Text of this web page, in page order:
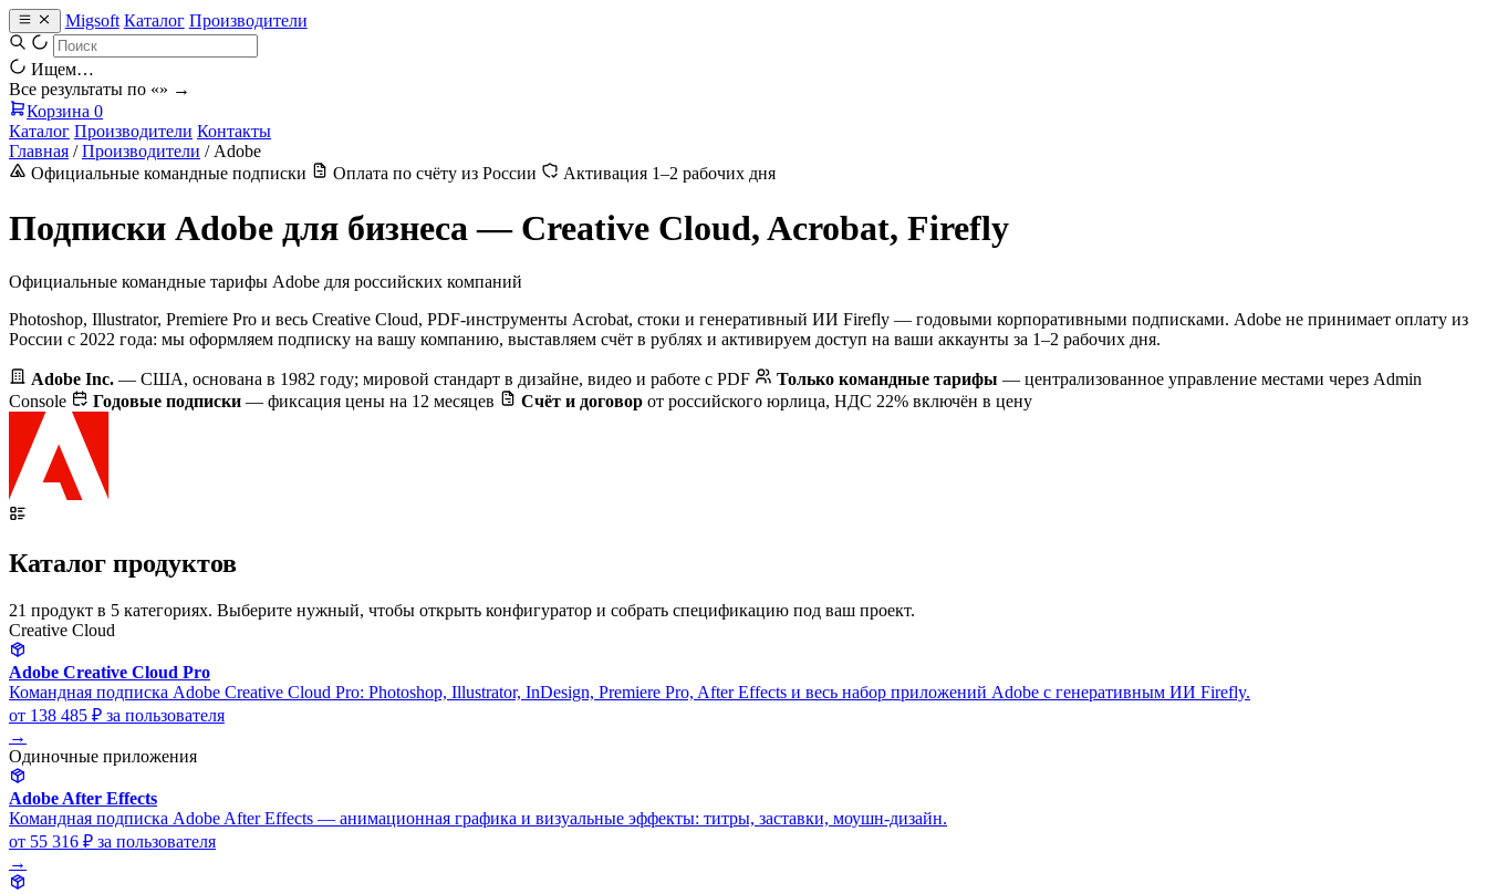
Migsoft Каталог Производители
Ищем…
Все результаты по «» →
Корзина 0
Каталог Производители Контакты
Главная / Производители / Adobe
Официальные командные подписки
Оплата по счёту из России Активация 1–2 рабочих дня
Подписки Adobe для бизнеса — Creative Cloud, Acrobat, Firefly
Официальные командные тарифы Adobe для российских компаний
Photoshop, Illustrator, Premiere Pro и весь Creative Cloud, PDF-инструменты Acrobat, стоки и генеративный ИИ Firefly — годовыми корпоративными подписками. Adobe не принимает оплату из
России с 2022 года: мы оформляем подписку на вашу компанию, выставляем счёт в рублях и активируем доступ на ваши аккаунты за 1–2 рабочих дня.
Adobe Inc. — США, основана в 1982 году; мировой стандарт в дизайне, видео и работе с PDF Только командные тарифы — централизованное управление местами через Admin
Console
Годовые подписки — фиксация цены на 12 месяцев Счёт и договор от российского юрлица, НДС 22% включён в цену
Каталог продуктов
21 продукт в 5 категориях. Выберите нужный, чтобы открыть конфигуратор и собрать спецификацию под ваш проект.
Creative Cloud
Adobe Creative Cloud Pro
Командная подписка Adobe Creative Cloud Pro: Photoshop, Illustrator, InDesign, Premiere Pro, After Effects и весь набор приложений Adobe с генеративным ИИ Firefly.
от 138 485 ₽ за пользователя
→
Одиночные приложения
Adobe After Effects
Командная подписка Adobe After Effects — анимационная графика и визуальные эффекты: титры, заставки, моушн-дизайн.
от 55 316 ₽ за пользователя
→